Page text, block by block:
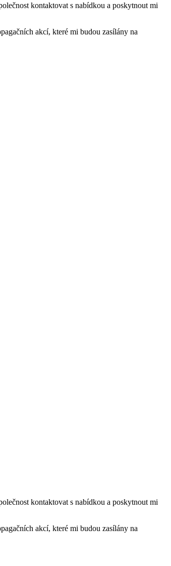
kontaktovat s nabídkou a poskytnout mi
akcí, které mi budou zasílány na
kontaktovat s nabídkou a poskytnout mi
akcí, které mi budou zasílány na